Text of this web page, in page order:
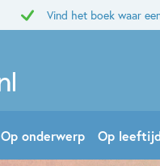
Vind het boek waar
Op onderwerp Op